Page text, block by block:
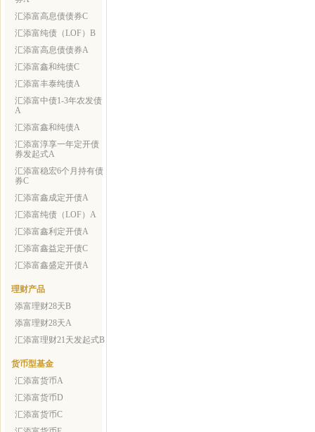
汇添富高息债债券C
汇添富纯债（LOF）B
汇添富高息债债券A
汇添富鑫和纯债C
汇添富丰泰纯债A
汇添富中债1-3年农发债
A
汇添富鑫和纯债A
汇添富淳享一年定开债
券发起式A
汇添富稳宏6个月持有债
券C
汇添富鑫成定开债A
汇添富纯债（LOF）A
汇添富鑫利定开债A
汇添富鑫益定开债C
汇添富鑫盛定开债A
理财产品
添富理财28天B
添富理财28天A
汇添富理财21天发起式B
货币型基金
汇添富货币A
汇添富货币D
汇添富货币C